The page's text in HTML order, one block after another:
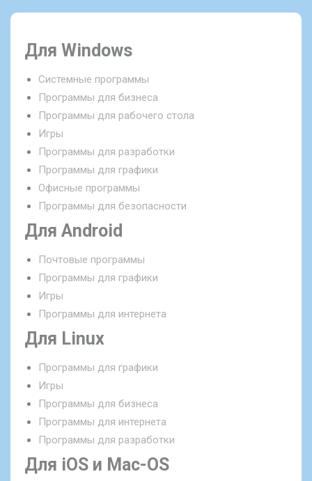
Для Windows
Системные программы
Программы для бизнеса
Программы для рабочего стола
Игры
Программы для разработки
Программы для графики
Офисные программы
Программы для безопасности
Для Android
Почтовые программы
Программы для графики
Игры
Программы для интернета
Для Linux
Программы для графики
Игры
Программы для бизнеса
Программы для интернета
Программы для разработки
Для iOS и Mac-OS